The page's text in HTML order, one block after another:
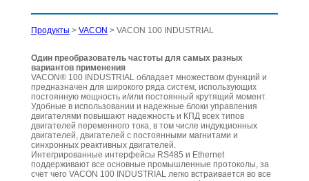
Продукты > VACON > VACON 100 INDUSTRIAL
Один преобразователь частоты для самых разных
вариантов применения
VACON® 100 INDUSTRIAL обладает множеством функций и
предназначен для широкого ряда систем, использующих
постоянную мощность и/или постоянный крутящий момент.
Удобные в использовании и надежные блоки управления
двигателями повышают надежность и КПД всех типов
двигателей переменного тока, в том числе индукционных
двигателей, двигателей с постоянными магнитами и
синхронных реактивных двигателей.
Интегрированные интерфейсы RS485 и Ethernet
поддерживают все основные промышленные протоколы, за
счет чего VACON 100 INDUSTRIAL легко встраивается во все